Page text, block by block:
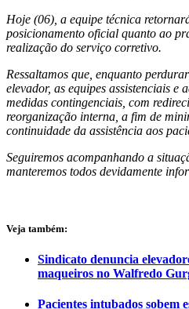
Hoje (06), a equipe técnica
posicionamento oficial quanto ao
realização do serviço corretivo.
Ressaltamos que, enquanto
elevador, as equipes assistenciais e
medidas contingenciais, com
reorganização interna, a fim de
continuidade da assistência aos
Seguiremos acompanhando a
manteremos todos devidamente
Veja também:
Sindicato denuncia
maqueiros no Walfredo
Pacientes intubados sobem